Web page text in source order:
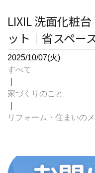
LIXIL 洗面化粧
ット｜省スペー
2025/10/07(火)
すべて
家づくりのこと
リフォーム・住まいの